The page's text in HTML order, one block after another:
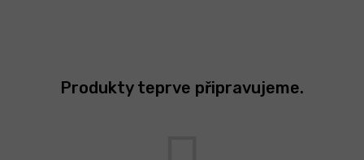
Produkty teprve připravujeme.